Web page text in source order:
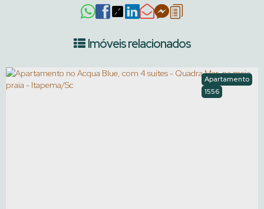
Imóveis relacionados
1556
Apartamento